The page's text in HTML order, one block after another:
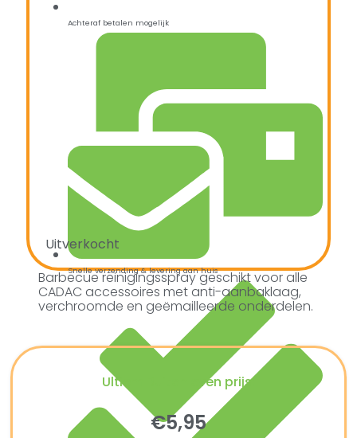
Achteraf betalen mogelijk
Snelle verzending & levering aan huis
Uitverkocht
Barbecue reinigingsspray geschikt voor alle
CADAC accessoires met anti-aanbaklaag,
verchroomde en geëmailleerde onderdelen.
Ultiem Buitenleven prijs:
€5,95